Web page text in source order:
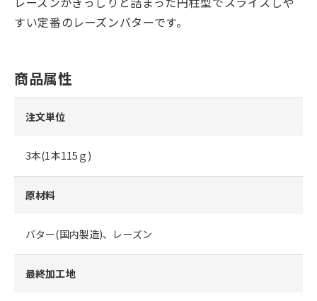
すい定番のレーズンバターです。
商品属性
注文単位
3本(1本115ｇ)
原材料
バター(国内製造)、レーズン
最終加工地